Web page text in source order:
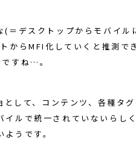
(＝デスクトップからモバイル
からMFI化していくと推測で
すね…。
して、コンテンツ、各種タグ
ルで統一されていないらし
うです。